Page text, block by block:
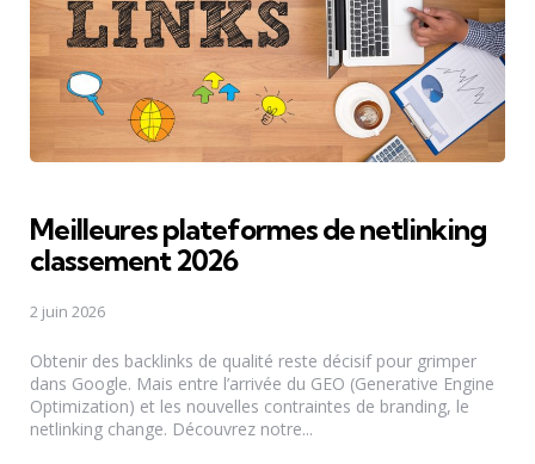
Meilleures plateformes de netlinking
classement 2026
2 juin 2026
Obtenir des backlinks de qualité reste décisif pour grimper
dans Google. Mais entre l’arrivée du GEO (Generative Engine
Optimization) et les nouvelles contraintes de branding, le
netlinking change. Découvrez notre...